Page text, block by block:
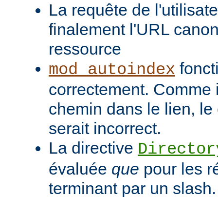
La requête de
finalement l'URL
ressource
mod_autoindex
correctement.
chemin dans le lien,
serait incorrect.
La directive
évaluée que pour les
terminant par un slash.